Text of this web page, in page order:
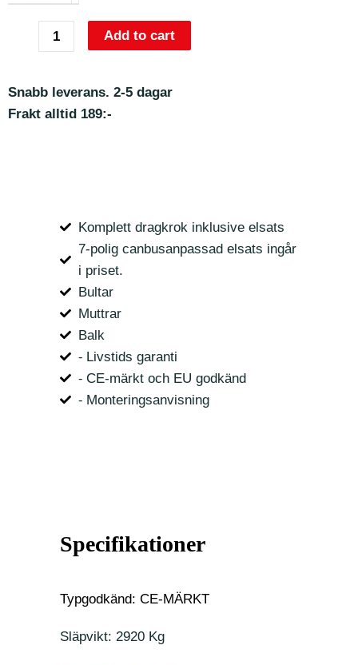
Add to cart
Snabb leverans. 2-5 dagar
Frakt alltid 189:-
Komplett dragkrok inklusive elsats
7-polig canbusanpassad elsats ingår
i priset.
Bultar
Muttrar
Balk
⁃ Livstids garanti
⁃ CE-märkt och EU godkänd
⁃ Monteringsanvisning
Specifikationer
Typgodkänd: CE-MÄRKT
Släpvikt: 2920 Kg